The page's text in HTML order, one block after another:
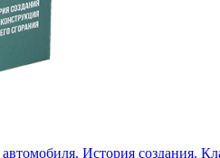
История создания.